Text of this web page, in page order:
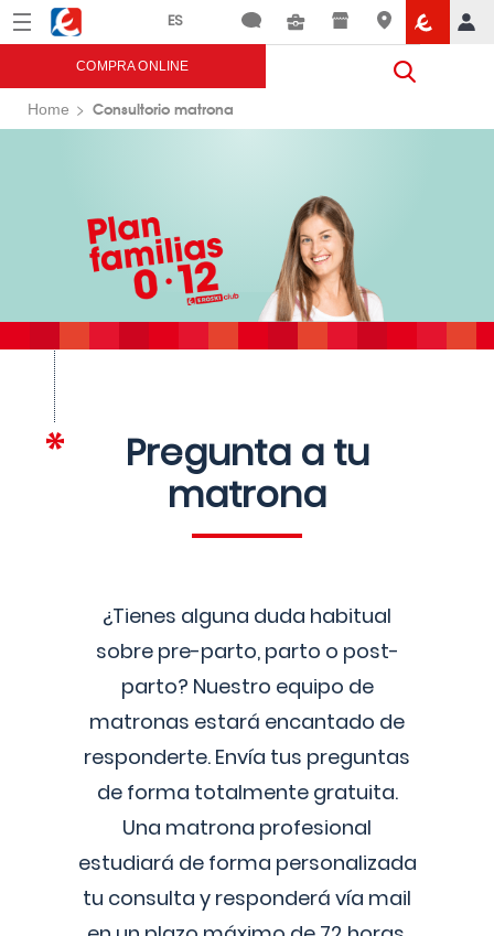
Menú Eroski
COMPRA ONLINE
Home Consultorio matrona
Pregunta a tu
matrona
¿Tienes alguna duda habitual
sobre pre-parto, parto o post-
parto? Nuestro equipo de
matronas estará encantado de
responderte. Envía tus preguntas
de forma totalmente gratuita.
Una matrona profesional
estudiará de forma personalizada
tu consulta y responderá vía mail